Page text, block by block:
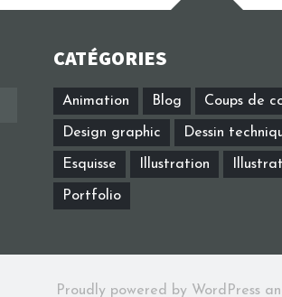
CATÉGORIES
Animation Blog Coups de
Design graphic Dessin
Esquisse Illustration
Portfolio
Proudly powered by WordPress